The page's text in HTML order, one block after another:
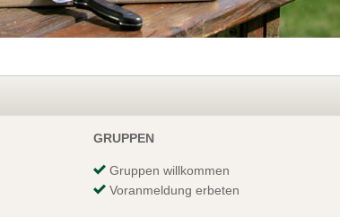
GRUPPEN
Gruppen willkommen
Voranmeldung erbeten